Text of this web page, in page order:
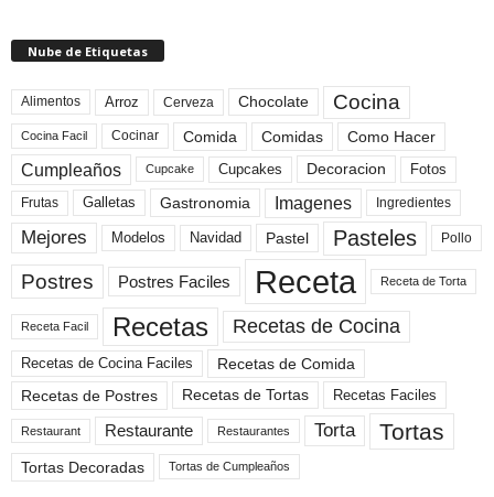
Nube de Etiquetas
Alimentos Arroz Cerveza Chocolate Cocina
Cocina Facil Cocinar Comida Comidas Como Hacer
Cumpleaños Cupcake Cupcakes Decoracion Fotos
Frutas Galletas Gastronomia Imagenes Ingredientes
Mejores Modelos Navidad Pastel Pasteles Pollo
Postres Postres Faciles Receta Receta de Torta
Receta Facil Recetas Recetas de Cocina
Recetas de Cocina Faciles
Recetas de Comida
Recetas de Postres
Recetas de Tortas Recetas Faciles
Restaurant Restaurante Restaurantes Torta Tortas
Tortas Decoradas Tortas de Cumpleaños